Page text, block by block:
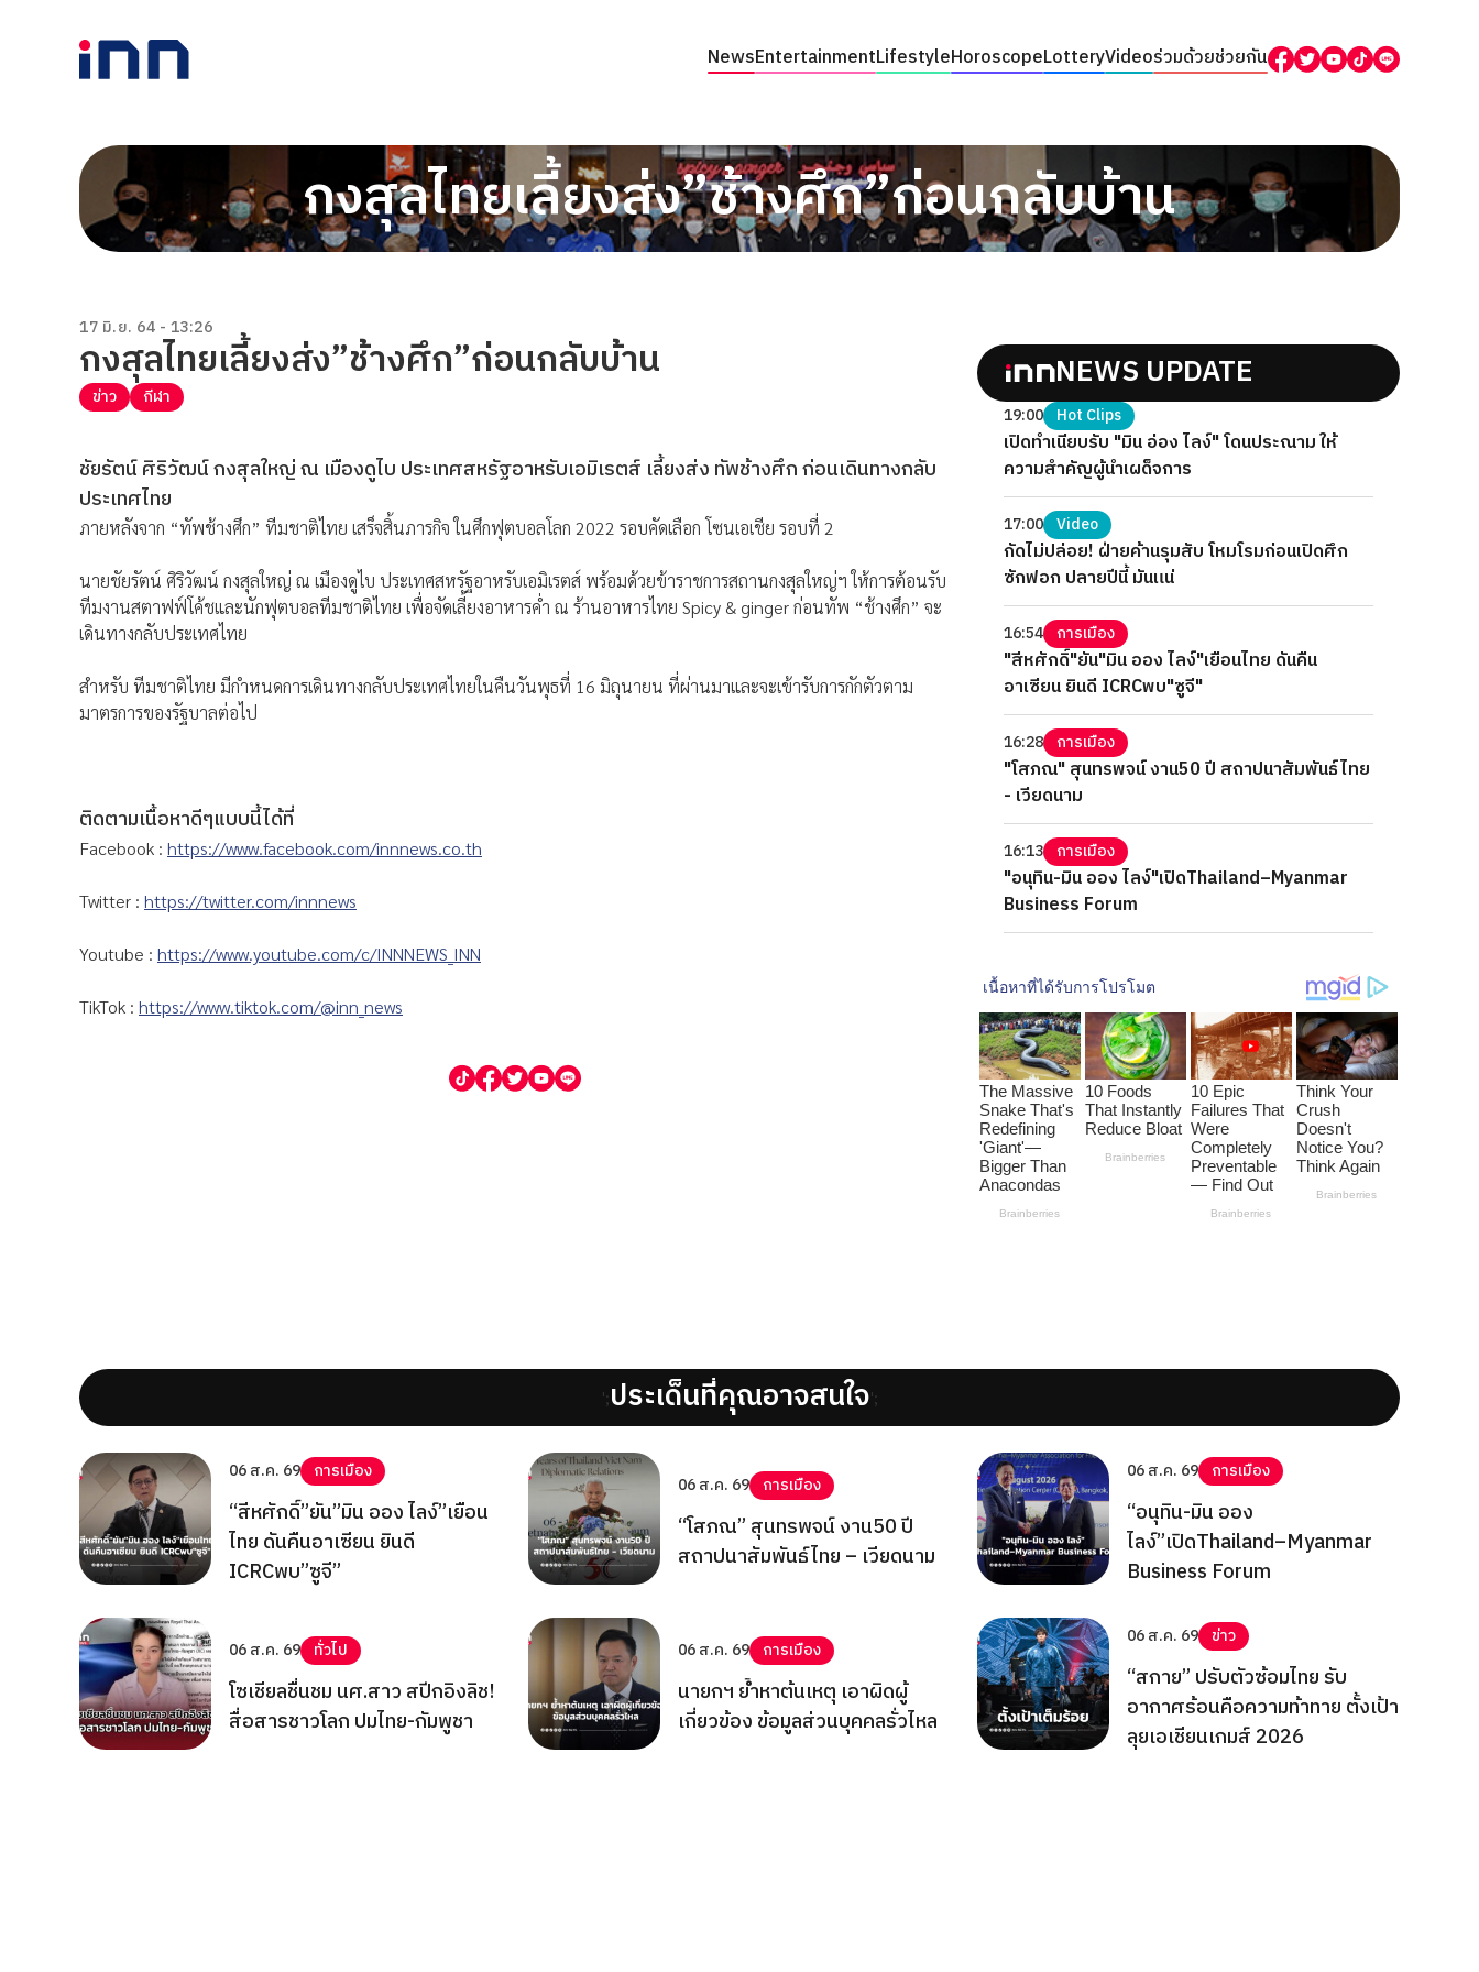
NewsEntertainmentLifestyleHoroscopeLotteryVideoร่วมด้วยช่วยกัน
กงสุลไทยเลี้ยงส่ง”ช้างศึก”ก่อนกลับบ้าน
17 มิ.ย. 64 - 13:26
กงสุลไทยเลี้ยงส่ง”ช้างศึก”ก่อนกลับบ้าน
ข่าว กีฬา
ชัยรัตน์ ศิริวัฒน์ กงสุลใหญ่ ณ เมืองดูไบ ประเทศสหรัฐอาหรับเอมิเรตส์ เลี้ยงส่ง ทัพช้างศึก ก่อนเดินทางกลับ
ประเทศไทย
ภายหลังจาก “ทัพช้างศึก” ทีมชาติไทย เสร็จสิ้นภารกิจ ในศึกฟุตบอลโลก 2022 รอบคัดเลือก โซนเอเชีย รอบที่ 2
นายชัยรัตน์ ศิริวัฒน์ กงสุลใหญ่ ณ เมืองดูไบ ประเทศสหรัฐอาหรับเอมิเรตส์ พร้อมด้วยข้าราชการสถานกงสุลใหญ่ฯ ให้การต้อนรับ
ทีมงานสตาฟฟ์โค้ชและนักฟุตบอลทีมชาติไทย เพื่อจัดเลี้ยงอาหารค่ำ ณ ร้านอาหารไทย Spicy & ginger ก่อนทัพ “ช้างศึก” จะ
เดินทางกลับประเทศไทย
สำหรับ ทีมชาติไทย มีกำหนดการเดินทางกลับประเทศไทยในคืนวันพุธที่ 16 มิถุนายน ที่ผ่านมาและจะเข้ารับการกักตัวตาม
มาตรการของรัฐบาลต่อไป
ติดตามเนื้อหาดีๆแบบนี้ได้ที่
Facebook : https://www.facebook.com/innnews.co.th
Twitter : https://twitter.com/innnews
Youtube : https://www.youtube.com/c/INNNEWS_INN
TikTok : https://www.tiktok.com/@inn_news
NEWS UPDATE
19:00 Hot Clips
เปิดทำเนียบรับ "มิน อ่อง ไลง์" โดนประณาม ให้
ความสำคัญผู้นำเผด็จการ
17:00 Video
กัดไม่ปล่อย! ฝ่ายค้านรุมสับ โหมโรมก่อนเปิดศึก
ซักฟอก ปลายปีนี้ มันแน่
16:54 การเมือง
"สีหศักดิ์"ยัน"มิน ออง ไลง์"เยือนไทย ดันคืน
อาเซียน ยินดี ICRCพบ"ซูจี"
16:28 การเมือง
"โสภณ" สุนทรพจน์ งาน50 ปี สถาปนาสัมพันธ์ไทย
- เวียดนาม
16:13 การเมือง
"อนุทิน-มิน ออง ไลง์"เปิดThailand–Myanmar
Business Forum
';ประเด็นที่คุณอาจสนใจ';
06 ส.ค. 69 การเมือง
“สีหศักดิ์”ยัน”มิน ออง ไลง์”เยือน
ไทย ดันคืนอาเซียน ยินดี
ICRCพบ”ซูจี”
06 ส.ค. 69 การเมือง
“โสภณ” สุนทรพจน์ งาน50 ปี
สถาปนาสัมพันธ์ไทย – เวียดนาม
06 ส.ค. 69 การเมือง
“อนุทิน-มิน ออง
ไลง์”เปิดThailand–Myanmar
Business Forum
06 ส.ค. 69 ทั่วไป
โซเชียลชื่นชม นศ.สาว สปีกอิงลิช!
สื่อสารชาวโลก ปมไทย-กัมพูชา
06 ส.ค. 69 การเมือง
นายกฯ ย้ำหาต้นเหตุ เอาผิดผู้
เกี่ยวข้อง ข้อมูลส่วนบุคคลรั่วไหล
06 ส.ค. 69 ข่าว
“สกาย” ปรับตัวซ้อมไทย รับ
อากาศร้อนคือความท้าทาย ตั้งเป้า
ลุยเอเชียนเกมส์ 2026